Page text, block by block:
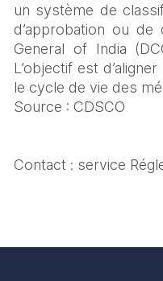
un système de
d’approbation ou de
General of India
L’objectif est
le cycle de vie des
Source : CDSCO
Contact : service